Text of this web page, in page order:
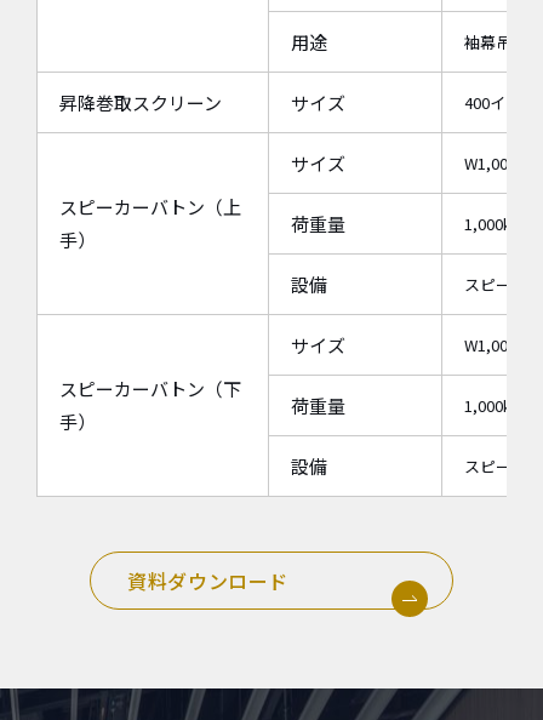
用途 袖幕吊り用
昇降巻取スクリーン サイズ 400インチ
スピーカーバトン（上
手）
サイズ
荷重量 1,000kg
設備 スピーカ
スピーカーバトン（下
手）
サイズ
荷重量 1,000kg
設備 スピーカ
資料ダウンロード